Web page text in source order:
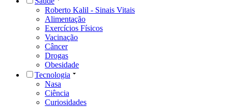
Roberto Kalil - Sinais Vitais
Alimentação
Exercícios Físicos
Vacinação
Câncer
Drogas
Obesidade
Tecnologia
Nasa
Ciência
Curiosidades